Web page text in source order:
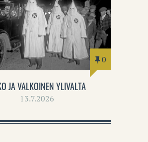
0
JA VALKOINEN YLIVALTA
13.7.2026